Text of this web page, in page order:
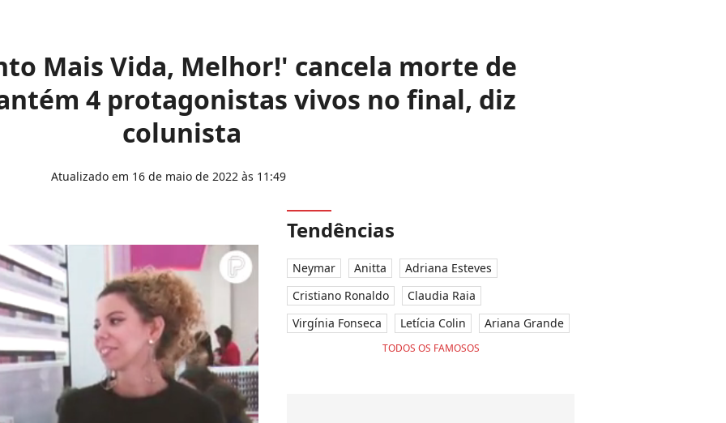
Mais Vida, Melhor!' cancela morte de
4 protagonistas vivos no final, diz
colunista
Atualizado em 16 de maio de 2022 às 11:49
Tendências
Neymar Anitta
Adriana Esteves
Cristiano Ronaldo
Claudia Raia
Virgínia Fonseca
Letícia Colin Ariana Grande
TODOS OS FAMOSOS